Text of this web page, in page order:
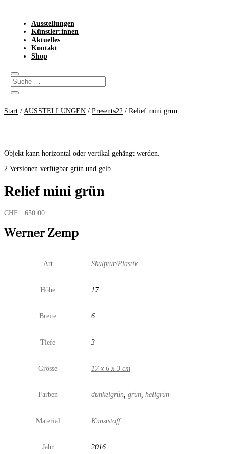
Ausstellungen
Künstler:innen
Aktuelles
Kontakt
Shop
Start / AUSSTELLUNGEN / Presents22 / Relief mini grün
Objekt kann horizontal oder vertikal gehängt werden.
2 Versionen verfügbar grün und gelb
Relief mini grün
CHF 650.00
Werner Zemp
Art Skulptur/Plastik
Höhe 17
Breite 6
Tiefe 3
Grösse 17 x 6 x 3 cm
Farben dunkelgrün grün hellgrün
Material Kunststoff
Jahr 2016